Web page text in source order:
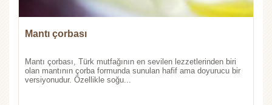
Mantı çorbası
Mantı çorbası, Türk mutfağının en sevilen lezzetlerinden biri
olan mantının çorba formunda sunulan hafif ama doyurucu bir
versiyonudur. Özellikle soğu...